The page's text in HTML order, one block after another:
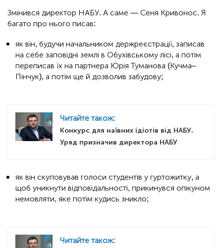
Змінився директор НАБУ. А саме — Сеня Кривонос. Я
багато про нього писав:
як він, будучи начальником держреєстрації, записав
на себе заповідні землі в Обухівському лісі, а потім
переписав їх на партнера Юрія Туманова (Кучма–
Пінчук), а потім ще й дозволив забудову;
Читайте також:
Конкурс для наївних ідіотів від НАБУ.
Уряд призначив директора НАБУ
як він скуповував голоси студентів у гуртожитку, а
щоб уникнути відповідальності, прикинувся опікуном
немовляти, яке потім кудись зникло;
Читайте також: